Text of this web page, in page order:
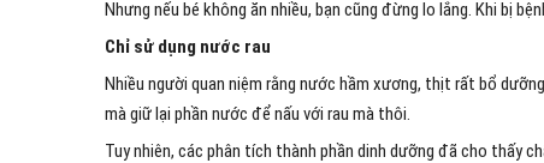
Nhưng nếu bé không ăn nhiều, bạn cũng đừng lo lắng. Khi bị
Chỉ sử dụng nước rau
Nhiều người quan niệm rằng nước hầm xương, thịt rất bổ
mà giữ lại phần nước để nấu với rau mà thôi.
Tuy nhiên, các phân tích thành phần dinh dưỡng đã cho thấy